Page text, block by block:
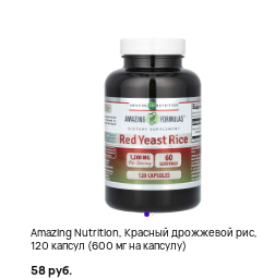
Amazing Nutrition, Красный дрожжевой рис,
120 капсул (600 мг на капсулу)
58 руб.